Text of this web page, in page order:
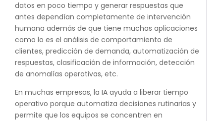
datos en poco tiempo y generar respuestas que
antes dependían completamente de intervención
humana además de que tiene muchas aplicaciones
como lo es el análisis de comportamiento de
clientes, predicción de demanda, automatización de
respuestas, clasificación de información, detección
de anomalías operativas, etc.
En muchas empresas, la IA ayuda a liberar tiempo
operativo porque automatiza decisiones rutinarias y
permite que los equipos se concentren en